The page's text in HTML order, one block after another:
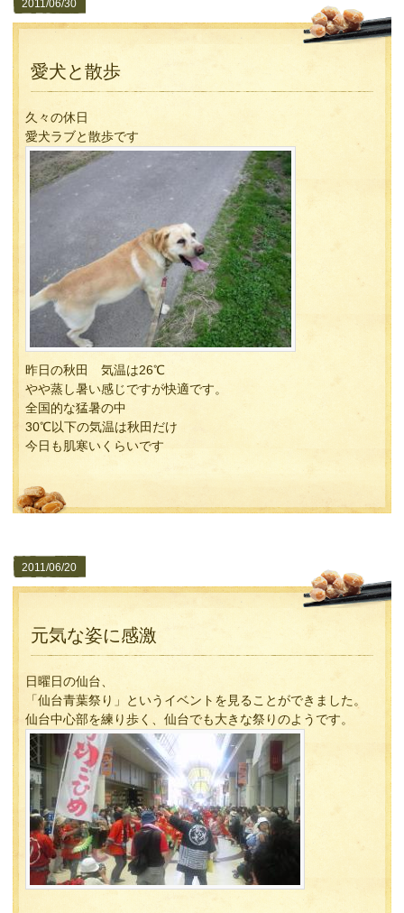
2011/06/30
愛犬と散歩
久々の休日
愛犬ラブと散歩です
昨日の秋田 気温は26℃
やや蒸し暑い感じですが快適です。
全国的な猛暑の中
30℃以下の気温は秋田だけ
今日も肌寒いくらいです
2011/06/20
元気な姿に感激
日曜日の仙台、
「仙台青葉祭り」というイベントを見ることができました。
仙台中心部を練り歩く、仙台でも大きな祭りのようです。